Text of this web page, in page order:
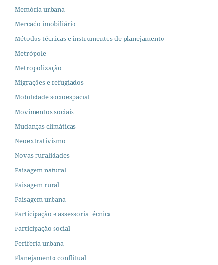
Memória urbana
Mercado imobiliário
Métodos técnicas e instrumentos de planejamento
Metrópole
Metropolização
Migrações e refugiados
Mobilidade socioespacial
Movimentos sociais
Mudanças climáticas
Neoextrativismo
Novas ruralidades
Paisagem natural
Paisagem rural
Paisagem urbana
Participação e assessoria técnica
Participação social
Periferia urbana
Planejamento conflitual